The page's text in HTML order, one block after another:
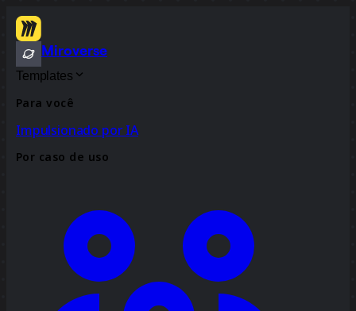
Miroverse
Templates
Para você
Impulsionado por IA
Por caso de uso